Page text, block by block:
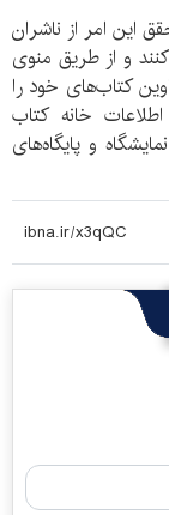
این امر از ناشران
و از طریق منوی
کتاب‌های خود را
خانه کتاب
و پایگاه‌های